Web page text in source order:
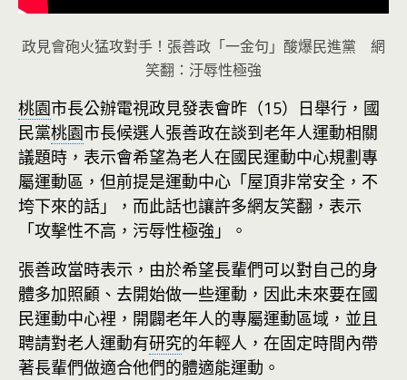
政見會砲火猛攻對手！張善政「一金句」酸爆民進黨 網
笑翻：汙辱性極強
桃園市長公辦電視政見發表會昨（15）日舉行，國
民黨桃園市長候選人張善政在談到老年人運動相關
議題時，表示會希望為老人在國民運動中心規劃專
屬運動區，但前提是運動中心「屋頂非常安全，不
垮下來的話」，而此話也讓許多網友笑翻，表示
「攻擊性不高，污辱性極強」。
張善政當時表示，由於希望長輩們可以對自己的身
體多加照顧、去開始做一些運動，因此未來要在國
民運動中心裡，開闢老年人的專屬運動區域，並且
聘請對老人運動有研究的年輕人，在固定時間內帶
著長輩們做適合他們的體適能運動。